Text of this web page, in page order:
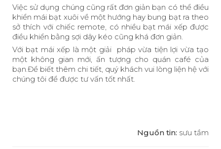
Việc sử dụng chúng cũng rất đơn giản bạn có thể điều
khiển mái bạt xuôi về một hướng hay bung bạt ra theo
sở thích với chiếc remote, có nhiều bạt mái xếp được
điều khiển bằng sợi dây kéo cũng khá đơn giản.
Với bạt mái xếp là một giải pháp vừa tiện lợi vừa tạo
một không gian mới, ấn tượng cho quán café của
bạn.Để biết thêm chi tiết, quý khách vui lòng liện hệ với
chúng tôi để được tư vấn tốt nhất.
Nguồn tin: sưu tầm